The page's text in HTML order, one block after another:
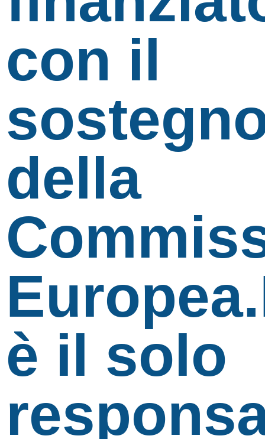
con il
della
è il solo